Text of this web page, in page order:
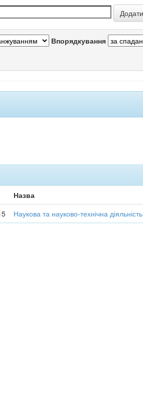
Впорядкування
Назва
Наукова та науково-технічна діяльність